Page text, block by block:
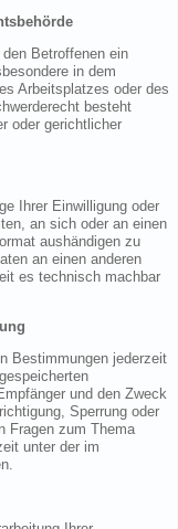
Betroffenen ein
in dem
Arbeitsplatzes oder des
besteht
oder gerichtlicher
Ihrer Einwilligung oder
an sich oder an einen
aushändigen zu
an einen anderen
es technisch machbar
Bestimmungen jederzeit
und den Zweck
Sperrung oder
Fragen zum Thema
unter der im